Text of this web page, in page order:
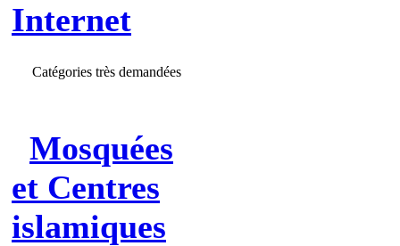
Internet
Catégories très demandées
Mosquées
et Centres
islamiques